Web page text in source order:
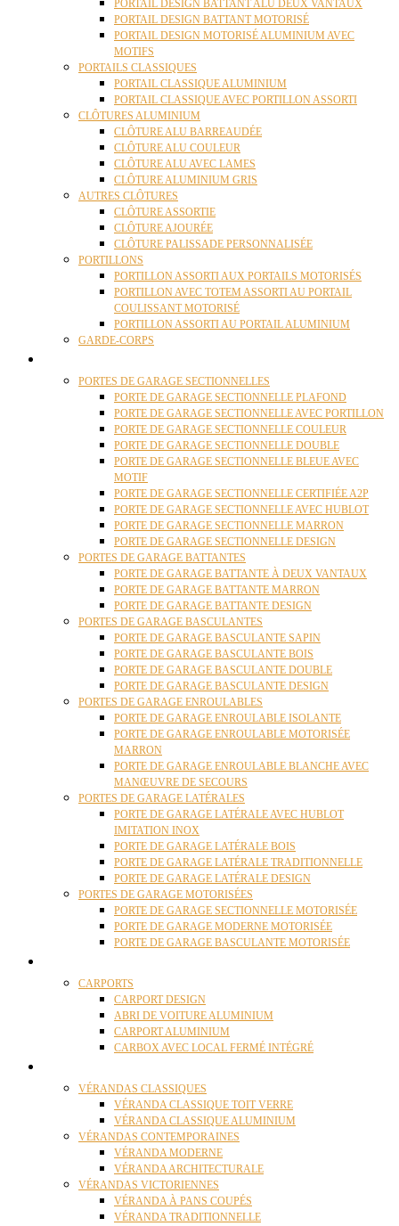
PORTAIL DESIGN BATTANT ALU DEUX VANTAUX
PORTAIL DESIGN BATTANT MOTORISÉ
PORTAIL DESIGN MOTORISÉ ALUMINIUM AVEC
MOTIFS
PORTAILS CLASSIQUES
PORTAIL CLASSIQUE ALUMINIUM
PORTAIL CLASSIQUE AVEC PORTILLON ASSORTI
CLÔTURES ALUMINIUM
CLÔTURE ALU BARREAUDÉE
CLÔTURE ALU COULEUR
CLÔTURE ALU AVEC LAMES
CLÔTURE ALUMINIUM GRIS
AUTRES CLÔTURES
CLÔTURE ASSORTIE
CLÔTURE AJOURÉE
CLÔTURE PALISSADE PERSONNALISÉE
PORTILLONS
PORTILLON ASSORTI AUX PORTAILS MOTORISÉS
PORTILLON AVEC TOTEM ASSORTI AU PORTAIL
COULISSANT MOTORISÉ
PORTILLON ASSORTI AU PORTAIL ALUMINIUM
GARDE-CORPS
PORTES DE GARAGE SECTIONNELLES
PORTE DE GARAGE SECTIONNELLE PLAFOND
PORTE DE GARAGE SECTIONNELLE AVEC PORTILLON
PORTE DE GARAGE SECTIONNELLE COULEUR
PORTE DE GARAGE SECTIONNELLE DOUBLE
PORTE DE GARAGE SECTIONNELLE BLEUE AVEC
MOTIF
PORTE DE GARAGE SECTIONNELLE CERTIFIÉE A2P
PORTE DE GARAGE SECTIONNELLE AVEC HUBLOT
PORTE DE GARAGE SECTIONNELLE MARRON
PORTE DE GARAGE SECTIONNELLE DESIGN
PORTES DE GARAGE BATTANTES
PORTE DE GARAGE BATTANTE À DEUX VANTAUX
PORTE DE GARAGE BATTANTE MARRON
PORTE DE GARAGE BATTANTE DESIGN
PORTES DE GARAGE BASCULANTES
PORTE DE GARAGE BASCULANTE SAPIN
PORTE DE GARAGE BASCULANTE BOIS
PORTE DE GARAGE BASCULANTE DOUBLE
PORTE DE GARAGE BASCULANTE DESIGN
PORTES DE GARAGE ENROULABLES
PORTE DE GARAGE ENROULABLE ISOLANTE
PORTE DE GARAGE ENROULABLE MOTORISÉE
MARRON
PORTE DE GARAGE ENROULABLE BLANCHE AVEC
MANŒUVRE DE SECOURS
PORTES DE GARAGE LATÉRALES
PORTE DE GARAGE LATÉRALE AVEC HUBLOT
IMITATION INOX
PORTE DE GARAGE LATÉRALE BOIS
PORTE DE GARAGE LATÉRALE TRADITIONNELLE
PORTE DE GARAGE LATÉRALE DESIGN
PORTES DE GARAGE MOTORISÉES
PORTE DE GARAGE SECTIONNELLE MOTORISÉE
PORTE DE GARAGE MODERNE MOTORISÉE
PORTE DE GARAGE BASCULANTE MOTORISÉE
CARPORTS
CARPORT DESIGN
ABRI DE VOITURE ALUMINIUM
CARPORT ALUMINIUM
CARBOX AVEC LOCAL FERMÉ INTÉGRÉ
VÉRANDAS CLASSIQUES
VÉRANDA CLASSIQUE TOIT VERRE
VÉRANDA CLASSIQUE ALUMINIUM
VÉRANDAS CONTEMPORAINES
VÉRANDA MODERNE
VÉRANDA ARCHITECTURALE
VÉRANDAS VICTORIENNES
VÉRANDA À PANS COUPÉS
VÉRANDA TRADITIONNELLE